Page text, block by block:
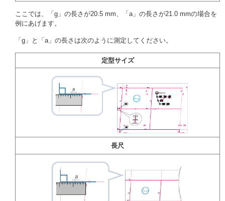
ここでは、「g」の長さが20.5 mm、「a」の長さが21.0 mmの場合を
例にあげます。
「g」と「a」の長さは次のように測定してください。
定型サイズ
長尺